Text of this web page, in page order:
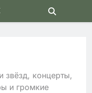
звёзд, концерты,
и громкие